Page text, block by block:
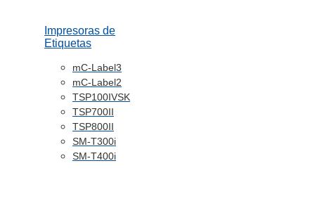
Impresoras de
Etiquetas
mC-Label3
mC-Label2
TSP100IVSK
TSP700II
TSP800II
SM-T300i
SM-T400i